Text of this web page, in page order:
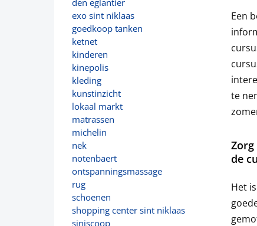
den eglantier
exo sint niklaas
goedkoop tanken
ketnet
kinderen
kinepolis
kleding
kunstinzicht
lokaal markt
matrassen
michelin
nek
notenbaert
ontspanningsmassage
rug
schoenen
shopping center sint niklaas
siniscoop
Een
te
de
Het